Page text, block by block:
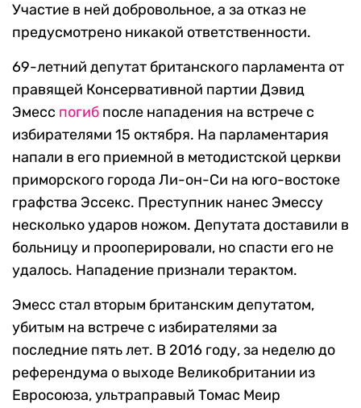
Участие в ней добровольное, а за отказ не
предусмотрено никакой ответственности.
69-летний депутат британского парламента от
правящей Консервативной партии Дэвид
Эмесс погиб после нападения на встрече с
избирателями 15 октября. На парламентария
напали в его приемной в методистской церкви
приморского города Ли-он-Си на юго-востоке
графства Эссекс. Преступник нанес Эмессу
несколько ударов ножом. Депутата доставили в
больницу и прооперировали, но спасти его не
удалось. Нападение признали терактом.
Эмесс стал вторым британским депутатом,
убитым на встрече с избирателями за
последние пять лет. В 2016 году, за неделю до
референдума о выходе Великобритании из
Евросоюза, ультраправый Томас Меир